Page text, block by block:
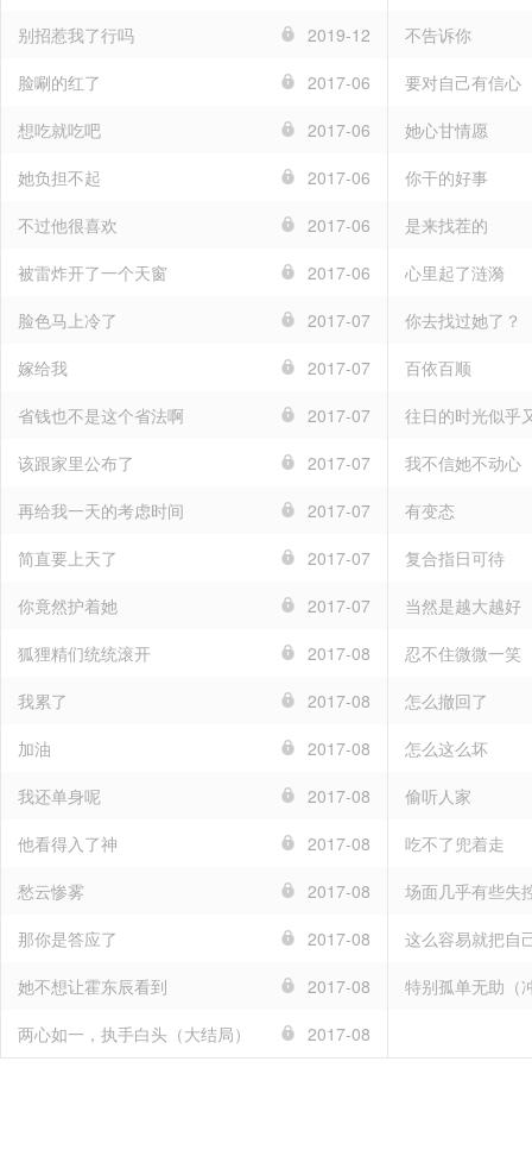
别招惹我了行吗
2019-12
不告诉你
脸唰的红了
2017-06
要对自己有信心
想吃就吃吧
2017-06
她心甘情愿
她负担不起
2017-06
你干的好事
不过他很喜欢
2017-06
是来找茬的
被雷炸开了一个天窗
2017-06
心里起了涟漪
脸色马上冷了
2017-07
你去找过她了？
嫁给我
2017-07
百依百顺
省钱也不是这个省法啊
2017-07
往日的时光似乎
该跟家里公布了
2017-07
我不信她不动心
再给我一天的考虑时间
2017-07
有变态
简直要上天了
2017-07
复合指日可待
你竟然护着她
2017-07
当然是越大越好
狐狸精们统统滚开
2017-08
忍不住微微一笑
我累了
2017-08
怎么撤回了
加油
2017-08
怎么这么坏
我还单身呢
2017-08
偷听人家
他看得入了神
2017-08
吃不了兜着走
愁云惨雾
2017-08
场面几乎有些失
那你是答应了
2017-08
这么容易就把自
她不想让霍东辰看到
2017-08
特别孤单无助（
两心如一，执手白头（大结局）
2017-08